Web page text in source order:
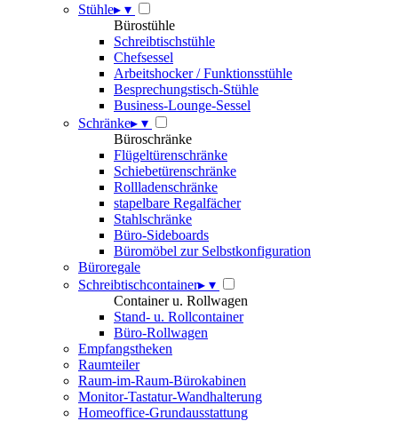
Stühle▸ ▾
Bürostühle
Schreibtischstühle
Chefsessel
Arbeitshocker / Funktionsstühle
Besprechungstisch-Stühle
Business-Lounge-Sessel
Schränke▸ ▾
Büroschränke
Flügeltürenschränke
Schiebetürenschränke
Rollladenschränke
stapelbare Regalfächer
Stahlschränke
Büro-Sideboards
Büromöbel zur Selbstkonfiguration
Büroregale
Schreibtischcontainer▸ ▾
Container u. Rollwagen
Stand- u. Rollcontainer
Büro-Rollwagen
Empfangstheken
Raumteiler
Raum-im-Raum-Bürokabinen
Monitor-Tastatur-Wandhalterung
Homeoffice-Grundausstattung